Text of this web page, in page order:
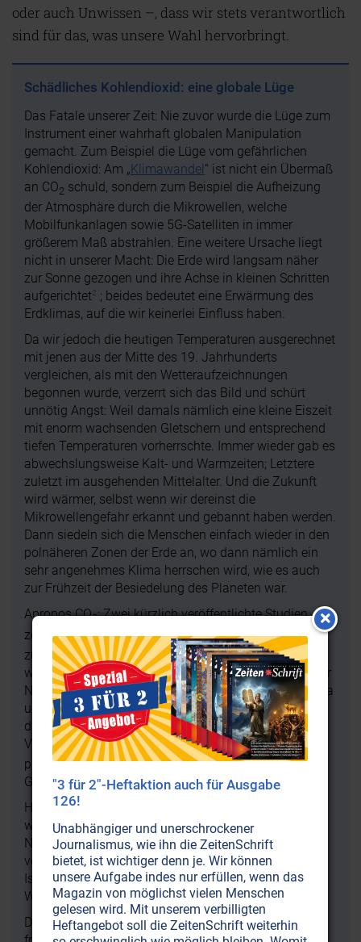
oder auch Unwissen –, dass wir stets verantwortlich
sind für das, was unsere Wahl hervorbringt.
Schädliches Kohlendioxid: eine globale Lüge
Das Fatale unserer Zeit: Nie zuvor wurde die Lüge zum
Instrument einer wahrhaft globalen Manipulation
gemacht. Zum Beispiel die Lüge vom gefährlichen
Kohlendioxid: Am „Klimawandel “ ist nicht ein Übermaß
an CO2 schuld, sondern zum Beispiel die Aufheizung
der Atmosphäre durch die Mikrowellen, welche
Mobilfunkanlagen sowie 5G-Satelliten in immer
größerem Maß abstrahlen. Eine weitere Ursache liegt
nicht in unserer Macht: Die Erde wird langsam näher
zur Sonne gezogen und ihre Achse in kleinen Schritten
aufgerichtet2
; beides bedeutet eine Erwärmung des
Erdklimas, auf die wir keinerlei Einfluss haben.
Da wir jedoch die heutigen Temperaturen ausgerechnet
mit jenen aus der Mitte des 19. Jahrhunderts
vergleichen, als mit den Wetteraufzeichnungen
begonnen wurde, verzerrt sich das Bild und schürt
unnötig Angst: Weil damals nämlich eine kleine Eiszeit
mit enorm wachsenden Gletschern und entsprechend
tiefen Temperaturen vorherrschte. Immer wieder gab es
abwechslungsweise Kalt- und Warmzeiten; Letztere
zuletzt im ausgehenden Mittelalter. Und die Zukunft
wird wärmer, selbst wenn wir dereinst die
Mikrowellengefahr erkannt und gebannt haben werden.
Dann siedeln sich die Menschen einfach wieder in den
polnäheren Zonen der Erde an, wo dann nämlich ein
sehr angenehmes Klima herrschen wird, wie es auch
zur Frühzeit der Besiedelung des Planeten war.
Apropos CO2: Zwei kürzlich veröffentlichte Studien
zeigen, dass eine Verdoppelung des CO2-Gehalts nur
zu einem minimalen Temperaturanstieg führt. Sie
widerlegen also das wissenschaftliche Fundament der
Netto-Null-Politik. Forscher aus Taiwan, Polen, Kanada
und Österreich kamen unabhängig voneinander zu
diesem Ergebnis. Zum einen würde eine
Vervierfachung des CO2-Anstiegs von 100 auf 400
ppm
3lediglich zu einem Temperaturanstieg von 0,3
Grad Celsius führen.
Hinzu kommt die sogenannte Sättigungshypothese,
welche besagt, dass Gase ab einem bestimmten
Niveau ihre wärmenden Eigenschaften weitgehend
verlieren. Der Vergleich mit der Verdoppelung der
Isolierung eines Dachbodens, die nicht doppelt so viel
Wärme einschließt, verdeutlicht diesen Effekt.
Die Sättigungshypothese erklärt auch, warum in
"3 für 2"-Heftaktion auch für Ausgabe
126!
Unabhängiger und unerschrockener
Journalismus, wie ihn die ZeitenSchrift
bietet, ist wichtiger denn je. Wir können
unsere Aufgabe indes nur erfüllen, wenn das
Magazin von möglichst vielen Menschen
gelesen wird. Mit unserem verbilligten
Heftangebot soll die ZeitenSchrift weiterhin